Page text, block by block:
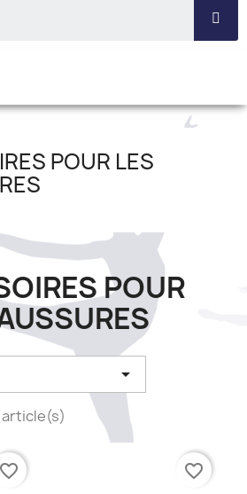
POUR LES
POUR

article(s)
favorite_border favorite_border